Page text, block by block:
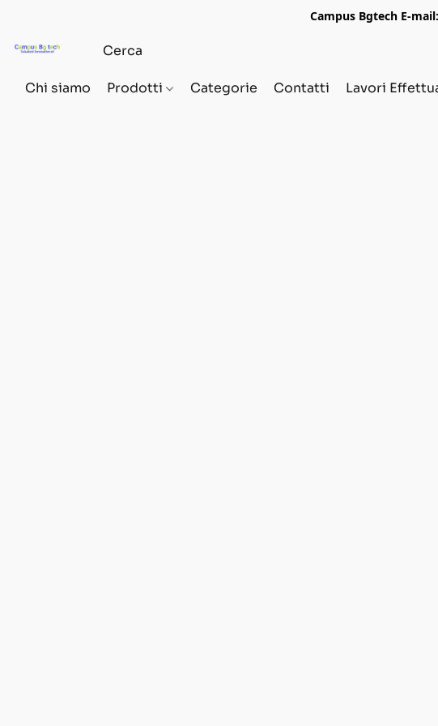
Campus Bgtech E-
Chi siamo Prodotti Categorie Contatti Lavori